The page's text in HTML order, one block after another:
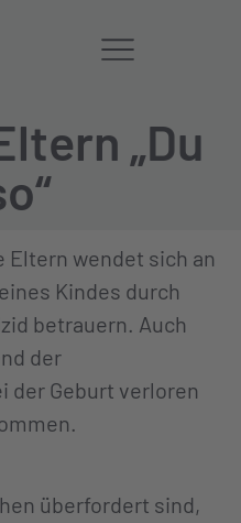
„Du
Eltern wendet sich an
Kindes durch
betrauern. Auch
der
der Geburt verloren
überfordert sind,